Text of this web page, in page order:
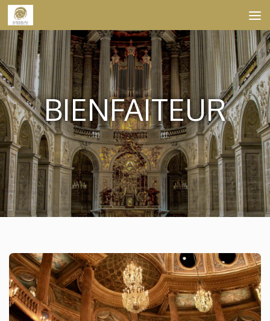
Skip to content
BIENFAITEUR